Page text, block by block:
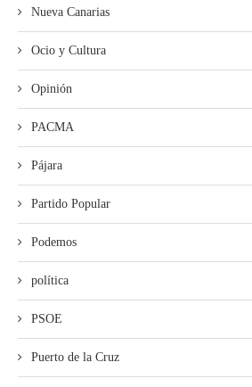
Nueva Canarias
Ocio y Cultura
Opinión
PACMA
Pájara
Partido Popular
Podemos
política
PSOE
Puerto de la Cruz